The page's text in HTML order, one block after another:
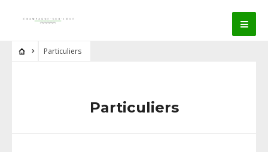
Particuliers
Particuliers